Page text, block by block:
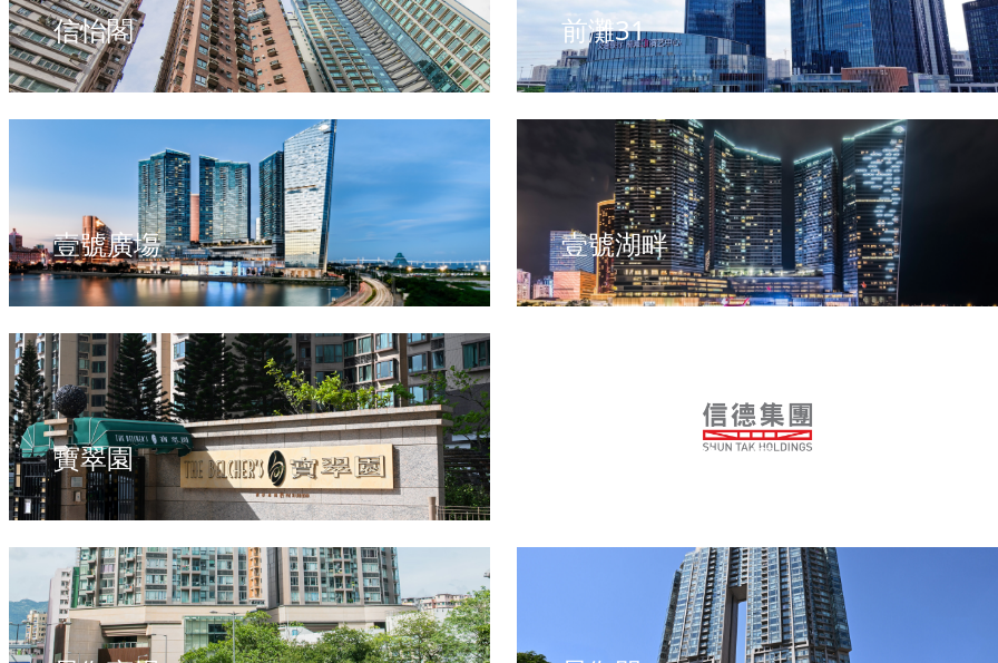
信怡閣 前灘31
壹號廣塲 壹號湖畔
寶翠園 廣州信德商務大廈